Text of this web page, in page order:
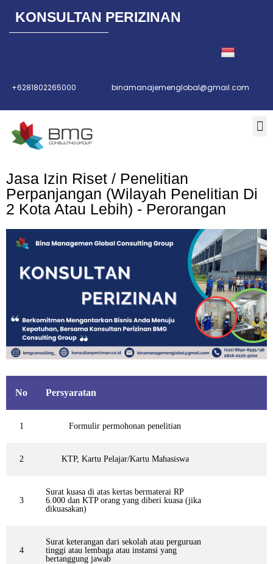
Lompat
KONSULTAN PERIZINAN
+6281802265000 binamanajemenglobal@gmail.com
Jasa Izin Riset / Penelitian
Perpanjangan (Wilayah Penelitian Di
2 Kota Atau Lebih) - Perorangan
No Persyaratan
1 Formulir permohonan penelitian
2 KTP, Kartu Pelajar/Kartu Mahasiswa
3
Surat kuasa di atas kertas bermaterai RP
6.000 dan KTP orang yang diberi kuasa (jika
dikuasakan)
4
Surat keterangan dari sekolah atau perguruan
tinggi atau lembaga atau instansi yang
bertanggung jawab